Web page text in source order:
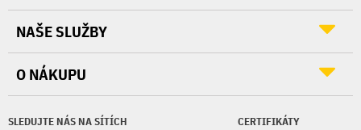
SLEDUJTE NÁS NA SÍTÍCH CERTIFIKÁTY
NAŠE SLUŽBY
O NÁKUPU